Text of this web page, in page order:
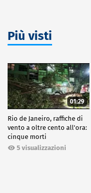
Più visti
01:29
Rio de Janeiro, raffiche di
vento a oltre cento all'ora:
cinque morti
5 visualizzazioni